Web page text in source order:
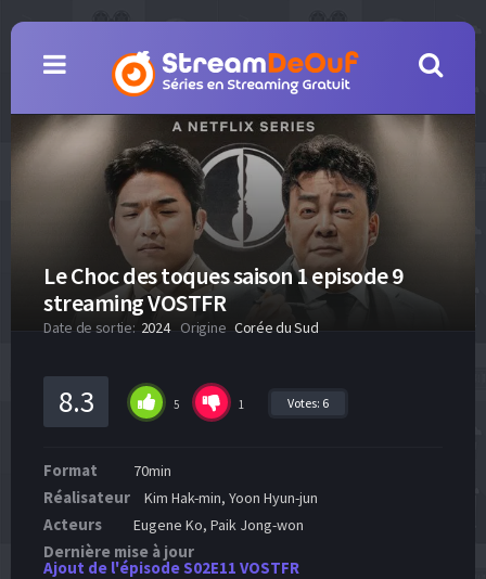
Le Choc des toques saison 1 episode 9
streaming VOSTFR
Date de sortie: 2024 Origine Corée du Sud
8.3 5 1 Votes: 6
Format 70min
Réalisateur Kim Hak-min, Yoon Hyun-jun
Acteurs Eugene Ko, Paik Jong-won
Dernière mise à jour
Ajout de l'épisode S02E11 VOSTFR